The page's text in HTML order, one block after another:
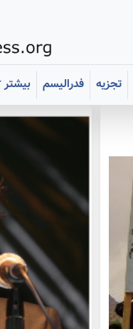
تجزیه فدرالیسم
بیشتر